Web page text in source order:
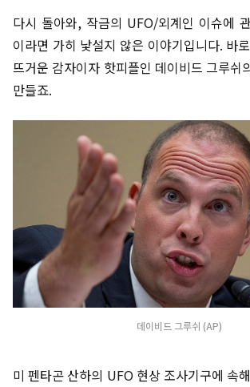
다시 돌아와, 작금의 UFO/외계인 이슈에
이라면 가히 낯설지 않은 이야기입니다. 바
뜨거운 감자이자 핫피플인 데이비드 그루쉬
만들죠.
데이비드 그루쉬 (AP)
미 펜타곤 산하의 UFO 현상 조사기구에 속